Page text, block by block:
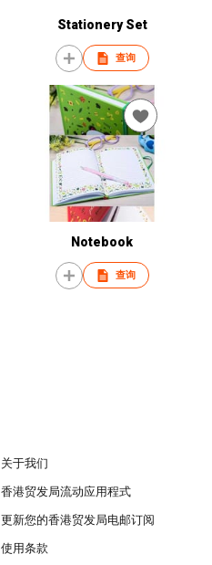
Stationery Set
查询
Notebook
查询
关于我们
香港贸发局流动应用程式
更新您的香港贸发局电邮订阅
使用条款